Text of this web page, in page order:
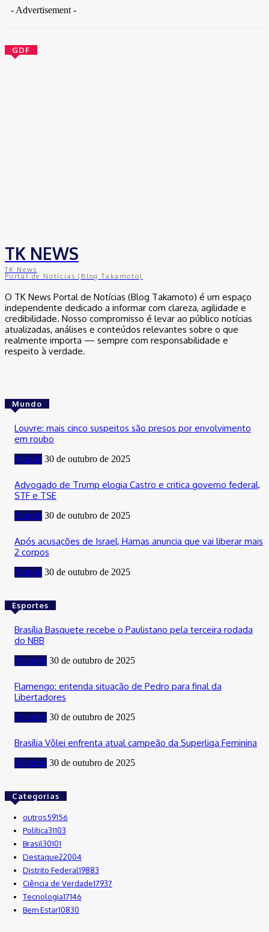
- Advertisement -
GDF
TK NEWS
TK News
Portal de Notícias (Blog Takamoto)
O TK News Portal de Notícias (Blog Takamoto) é um espaço
independente dedicado a informar com clareza, agilidade e
credibilidade. Nosso compromisso é levar ao público notícias
atualizadas, análises e conteúdos relevantes sobre o que
realmente importa — sempre com responsabilidade e
respeito à verdade.
Mundo
Louvre: mais cinco suspeitos são presos por envolvimento
em roubo
Mundo 30 de outubro de 2025
Advogado de Trump elogia Castro e critica governo federal,
STF e TSE
Mundo 30 de outubro de 2025
Após acusações de Israel, Hamas anuncia que vai liberar mais
2 corpos
Mundo 30 de outubro de 2025
Esportes
Brasília Basquete recebe o Paulistano pela terceira rodada
do NBB
Esportes 30 de outubro de 2025
Flamengo: entenda situação de Pedro para final da
Libertadores
Esportes 30 de outubro de 2025
Brasília Vôlei enfrenta atual campeão da Superliga Feminina
Esportes 30 de outubro de 2025
Categorias
outros59156
Política31103
Brasil30101
Destaque22004
Distrito Federal19883
Ciência de Verdade17937
Tecnologia17146
Bem Estar10830